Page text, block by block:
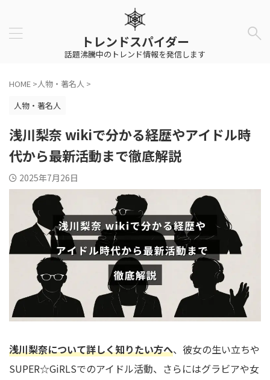
トレンドスパイダー
話題沸騰中のトレンド情報を発信します
HOME >人物・著名人 >
人物・著名人
浅川梨奈 wikiで分かる経歴やアイドル時
代から最新活動まで徹底解説
2025年7月26日
浅川梨奈について詳しく知りたい方へ、彼女の生い立ちや
SUPER☆GiRLSでのアイドル活動、さらにはグラビアや女